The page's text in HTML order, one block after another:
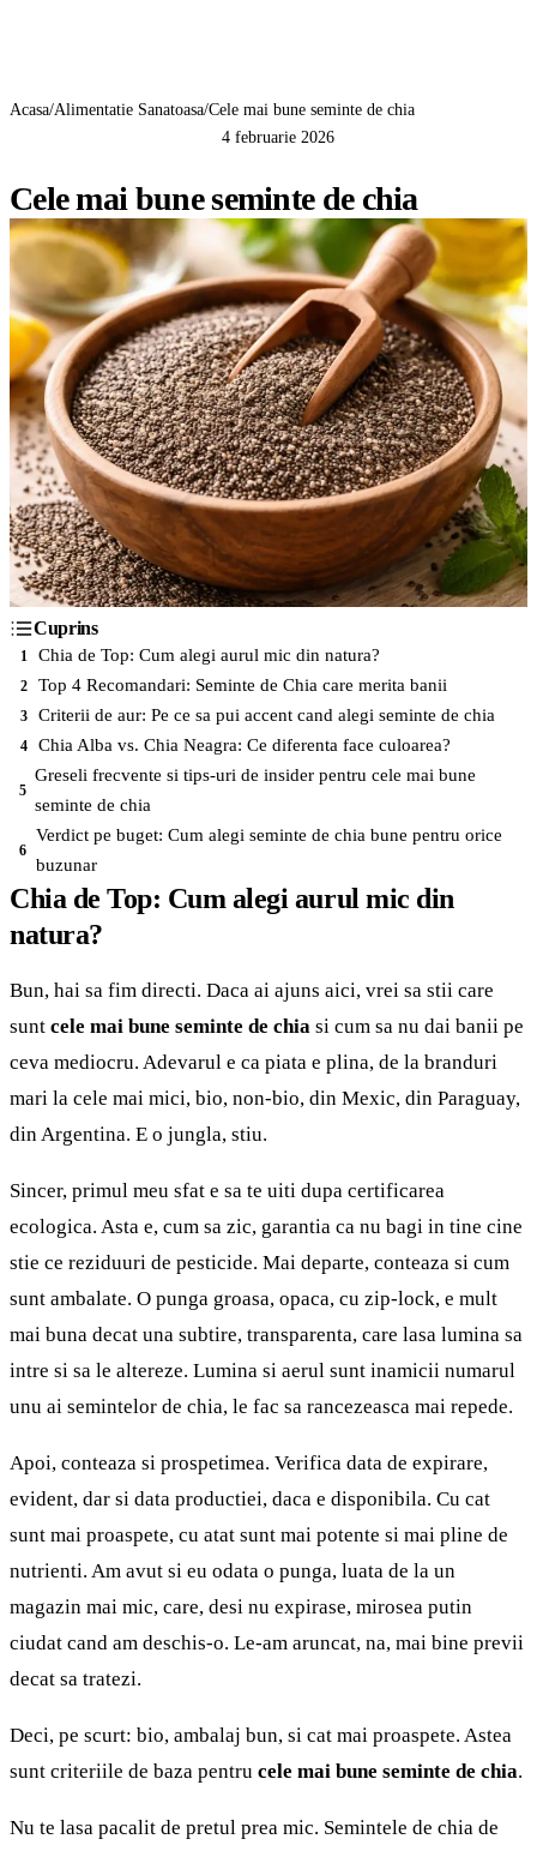
Acasa/Alimentatie Sanatoasa/Cele mai bune seminte de chia
4 februarie 2026
Cele mai bune seminte de chia
Cuprins
1 Chia de Top: Cum alegi aurul mic din natura?
2 Top 4 Recomandari: Seminte de Chia care merita banii
3 Criterii de aur: Pe ce sa pui accent cand alegi seminte de chia
4 Chia Alba vs. Chia Neagra: Ce diferenta face culoarea?
5
Greseli frecvente si tips-uri de insider pentru cele mai bune
seminte de chia
6
Verdict pe buget: Cum alegi seminte de chia bune pentru orice
buzunar
Chia de Top: Cum alegi aurul mic din
natura?
Bun, hai sa fim directi. Daca ai ajuns aici, vrei sa stii care
sunt cele mai bune seminte de chia si cum sa nu dai banii pe
ceva mediocru. Adevarul e ca piata e plina, de la branduri
mari la cele mai mici, bio, non-bio, din Mexic, din Paraguay,
din Argentina. E o jungla, stiu.
Sincer, primul meu sfat e sa te uiti dupa certificarea
ecologica. Asta e, cum sa zic, garantia ca nu bagi in tine cine
stie ce reziduuri de pesticide. Mai departe, conteaza si cum
sunt ambalate. O punga groasa, opaca, cu zip-lock, e mult
mai buna decat una subtire, transparenta, care lasa lumina sa
intre si sa le altereze. Lumina si aerul sunt inamicii numarul
unu ai semintelor de chia, le fac sa rancezeasca mai repede.
Apoi, conteaza si prospetimea. Verifica data de expirare,
evident, dar si data productiei, daca e disponibila. Cu cat
sunt mai proaspete, cu atat sunt mai potente si mai pline de
nutrienti. Am avut si eu odata o punga, luata de la un
magazin mai mic, care, desi nu expirase, mirosea putin
ciudat cand am deschis-o. Le-am aruncat, na, mai bine previi
decat sa tratezi.
Deci, pe scurt: bio, ambalaj bun, si cat mai proaspete. Astea
sunt criteriile de baza pentru cele mai bune seminte de chia.
Nu te lasa pacalit de pretul prea mic. Semintele de chia de